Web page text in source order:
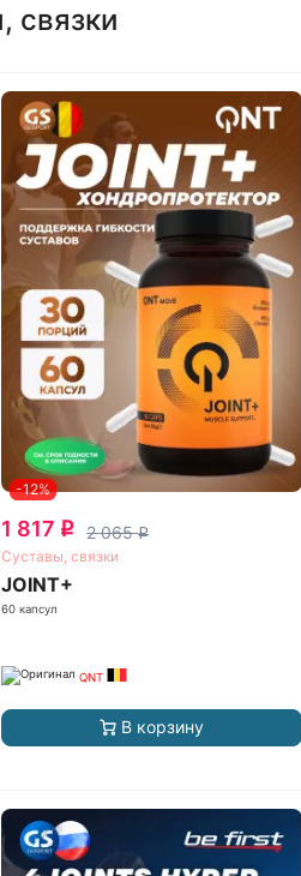
связки
-12%
1 817 q 2 065q
Суставы, связки
JOINT+
60 капсул
QNT
В корзину